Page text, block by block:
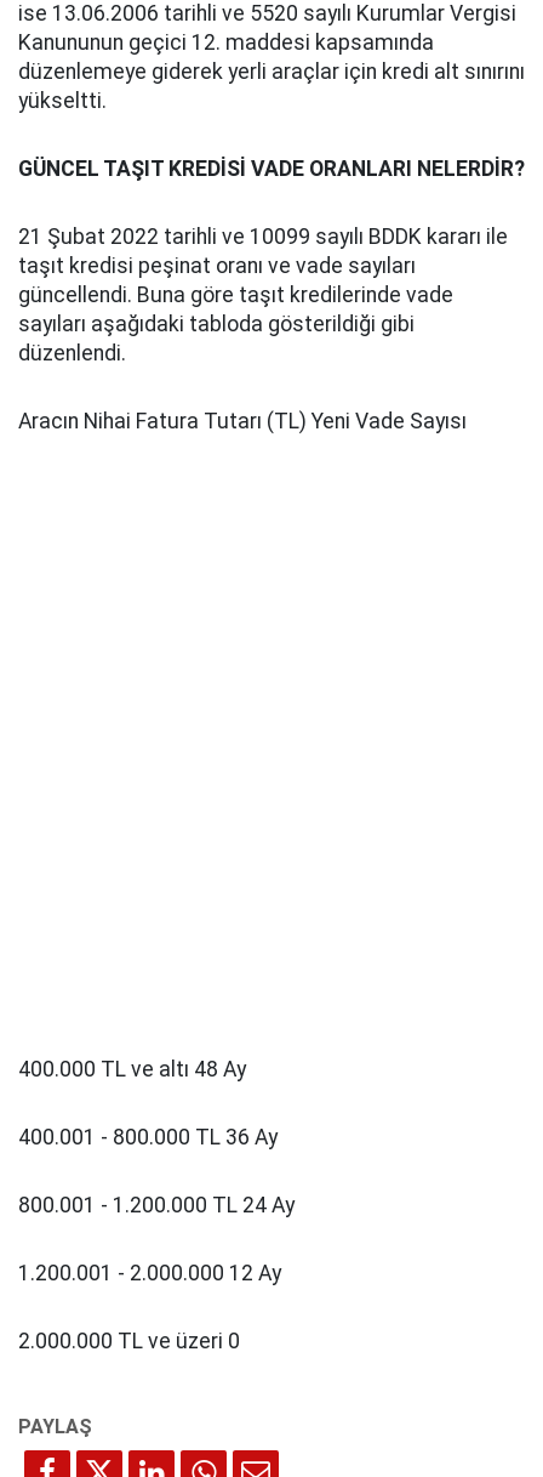
ise 13.06.2006 tarihli ve 5520 sayılı Kurumlar Vergisi
Kanununun geçici 12. maddesi kapsamında
düzenlemeye giderek yerli araçlar için kredi alt sınırını
yükseltti.
GÜNCEL TAŞIT KREDİSİ VADE ORANLARI NELERDİR?
21 Şubat 2022 tarihli ve 10099 sayılı BDDK kararı ile
taşıt kredisi peşinat oranı ve vade sayıları
güncellendi. Buna göre taşıt kredilerinde vade
sayıları aşağıdaki tabloda gösterildiği gibi
düzenlendi.
Aracın Nihai Fatura Tutarı (TL) Yeni Vade Sayısı
400.000 TL ve altı 48 Ay
400.001 - 800.000 TL 36 Ay
800.001 - 1.200.000 TL 24 Ay
1.200.001 - 2.000.000 12 Ay
2.000.000 TL ve üzeri 0